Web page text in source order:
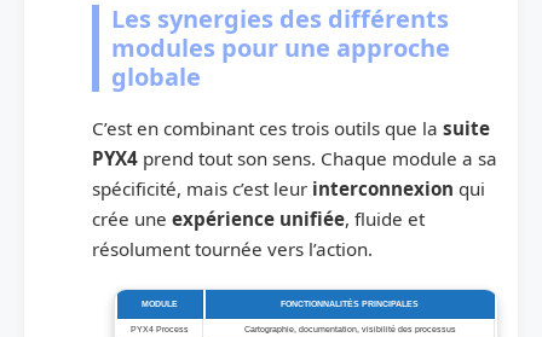
Les synergies des différents
modules pour une approche
globale
C’est en combinant ces trois outils que la suite
PYX4 prend tout son sens. Chaque module a sa
spécificité, mais c’est leur interconnexion qui
crée une expérience unifiée, fluide et
résolument tournée vers l’action.
MODULE FONCTIONNALITÉS PRINCIPALES
PYX4 Process Cartographie, documentation, visibilité des processus